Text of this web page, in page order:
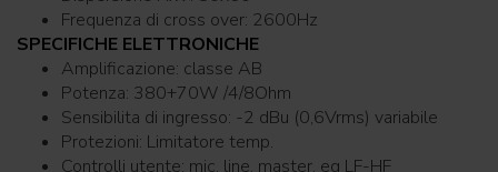
Frequenza di cross over: 2600Hz
SPECIFICHE ELETTRONICHE
Amplificazione: classe AB
Potenza: 380+70W /4/8Ohm
Sensibilita di ingresso: -2 dBu (0,6Vrms) variabile
Protezioni: Limitatore temp.
Controlli utente: mic, line, master, eq LF-HF